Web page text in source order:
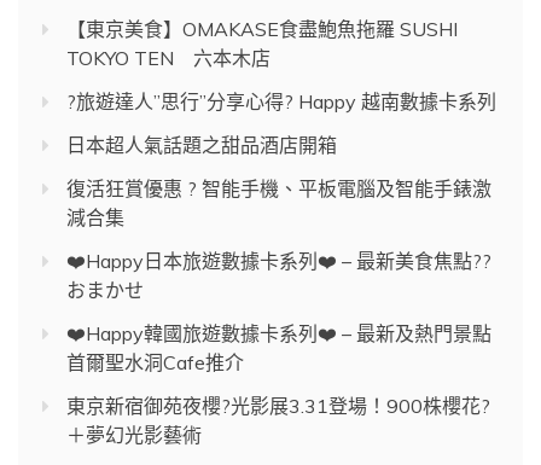
【東京美食】OMAKASE食盡鮑魚拖羅 SUSHI
TOKYO TEN 六本木店
?旅遊達人”思行”分享心得? Happy 越南數據卡系列
日本超人氣話題之甜品酒店開箱
復活狂賞優惠 ? 智能手機、平板電腦及智能手錶激
減合集
❤️Happy日本旅遊數據卡系列❤️ – 最新美食焦點??
おまかせ
❤️Happy韓國旅遊數據卡系列❤️ – 最新及熱門景點
首爾聖水洞Cafe推介
東京新宿御苑夜櫻?光影展3.31登場！900株櫻花?
＋夢幻光影藝術